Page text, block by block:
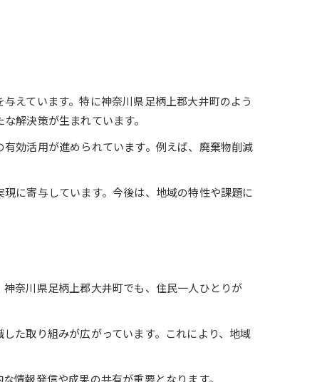
えています。特に神奈川県足柄上郡大井町のよう
解決策が生まれています。
効活用が進められています。例えば、廃棄物削減
に寄与しています。今後は、地域の特性や課題に
奈川県足柄上郡大井町でも、住民一人ひとりが
た取り組みが広がっています。これにより、地域
情報発信や成果の共有が重要となります。